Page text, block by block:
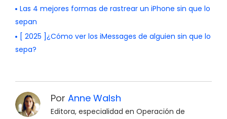
Las 4 mejores formas de rastrear un iPhone sin que lo
sepan
[ 2025 ]¿Cómo ver los iMessages de alguien sin que lo
sepa?
Por Anne Walsh
Editora, especialidad en Operación de